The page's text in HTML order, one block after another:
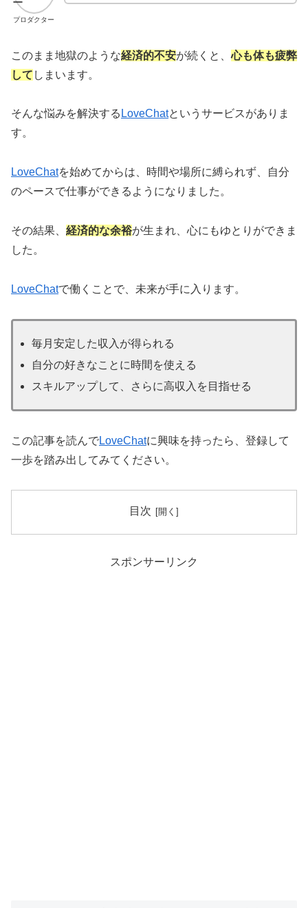
プロダクター
このまま地獄のような経済的不安が続くと、心も体も疲弊
して しまいます。
そんな悩みを解決する LoveChatというサービスがありま
す。
LoveChatを始めてからは、時間や場所に縛られず、自分
のペースで仕事ができるようになりました。
その結果、 経済的な余裕が生まれ、心にもゆとりができま
した。
LoveChatで働くことで、未来が手に入ります。
毎月安定した収入が得られる
自分の好きなことに時間を使える
スキルアップして、さらに高収入を目指せる
この記事を読んでLoveChatに興味を持ったら、登録して
一歩を踏み出してみてください。
目次
スポンサーリンク